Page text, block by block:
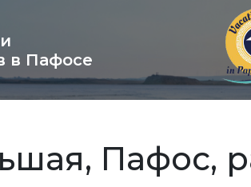
в Пафосе
Пафос,